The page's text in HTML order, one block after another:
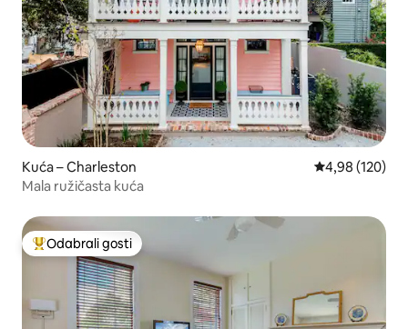
Kuća – Charleston Prosječna
4,98 (120)
Mala ružičasta kuća
Među najviše rangiranima s oznakom „Odabrali gosti”
Odabrali gosti